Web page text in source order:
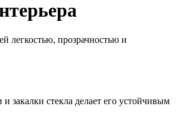
легкостью, прозрачностью и
закалки стекла делает его устойчивым